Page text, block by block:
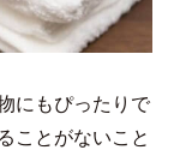
にもぴったりで
ことがないこと